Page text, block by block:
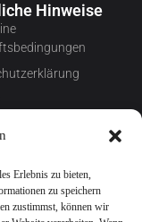
Erlebnis zu bieten,
zu speichern
zustimmst, können wir
Hinweise
verwalten